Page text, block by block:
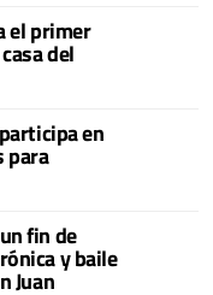
el primer
del
en
para
fin de
y baile
Juan